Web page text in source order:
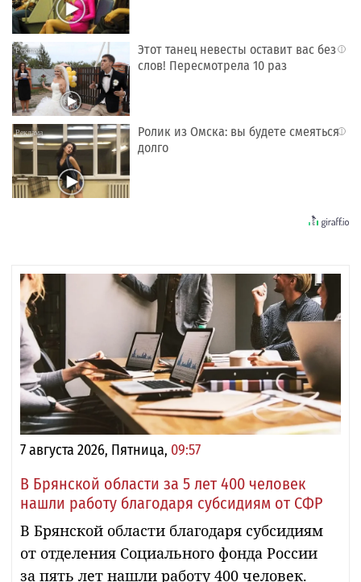
i
Этот танец невесты оставит вас без
слов! Пересмотрела 10 раз
i
Ролик из Омска: вы будете смеяться
долго
7 августа 2026, Пятница, 09:57
В Брянской области за 5 лет 400 человек
нашли работу благодаря субсидиям от СФР
В Брянской области благодаря субсидиям
от отделения Социального фонда России
за пять лет нашли работу 400 человек.